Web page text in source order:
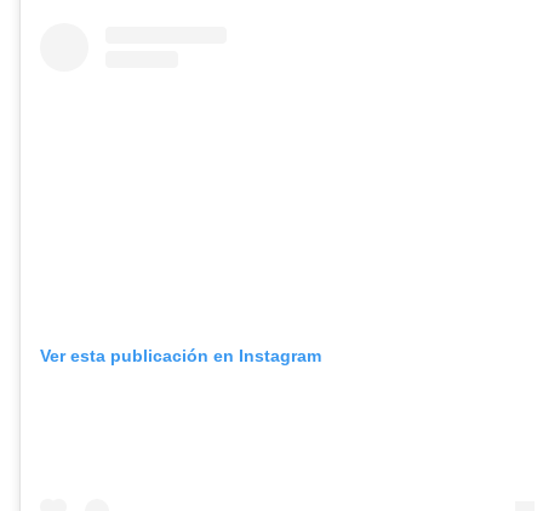
Ver esta publicación en Instagram